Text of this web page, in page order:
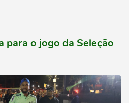
para o jogo da Seleção